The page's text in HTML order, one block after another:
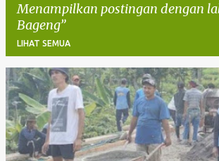
Menampilkan postingan dengan
Bageng
LIHAT SEMUA
P
o
s
t